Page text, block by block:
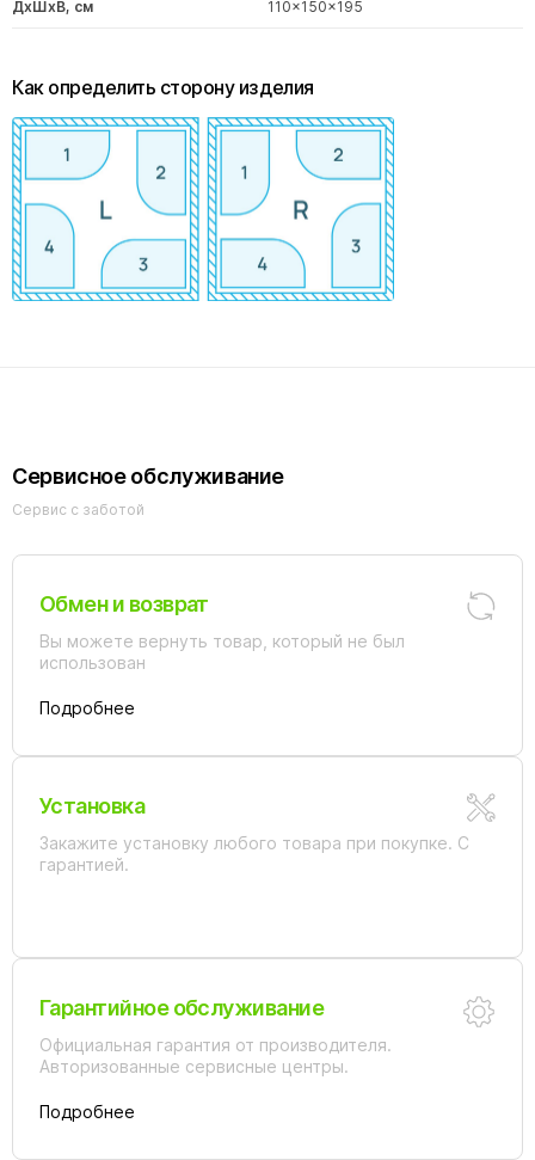
ДxШxВ, см 110x150x195
Как определить сторону изделия
Сервисное обслуживание
Сервис с заботой
Обмен и возврат
Вы можете вернуть товар, который не был
использован
Подробнее
Установка
Закажите установку любого товара при покупке. С
гарантией.
Гарантийное обслуживание
Официальная гарантия от производителя.
Авторизованные сервисные центры.
Подробнее